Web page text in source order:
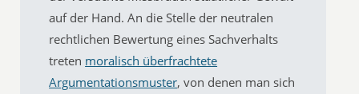
auf der Hand. An die Stelle der neutralen
rechtlichen Bewertung eines Sachverhalts
treten moralisch überfrachtete
Argumentationsmuster, von denen man sich